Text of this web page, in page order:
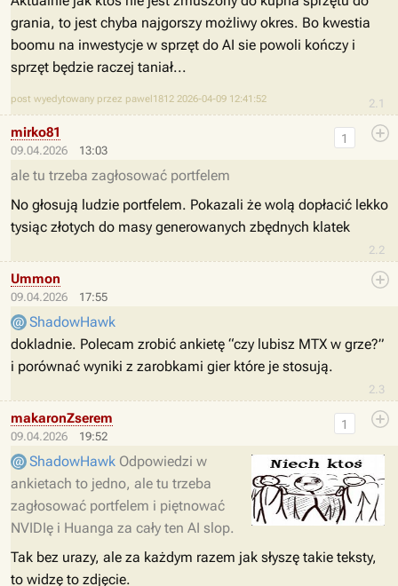
2.1
grania, to jest chyba najgorszy możliwy okres. Bo kwestia
boomu na inwestycje w sprzęt do AI sie powoli kończy i
sprzęt będzie raczej taniał...
post wyedytowany przez pawel1812 2026-04-09 12:41:52
09.04.2026 13:03
2.2
1
mirko81
ale tu trzeba zagłosować portfelem
No głosują ludzie portfelem. Pokazali że wolą dopłacić lekko
tysiąc złotych do masy generowanych zbędnych klatek
09.04.2026 17:55
2.3
Ummon
ShadowHawk
dokladnie. Polecam zrobić ankietę “czy lubisz MTX w grze?”
i porównać wyniki z zarobkami gier które je stosują.
09.04.2026 19:52
1
makaronZserem
ShadowHawk Odpowiedzi w
ankietach to jedno, ale tu trzeba
zagłosować portfelem i piętnować
NVIDIę i Huanga za cały ten AI slop.
Tak bez urazy, ale za każdym razem jak słyszę takie teksty,
to widzę to zdjęcie.